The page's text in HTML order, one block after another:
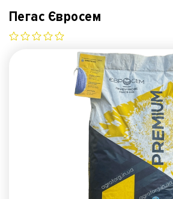
Пегас Євросем